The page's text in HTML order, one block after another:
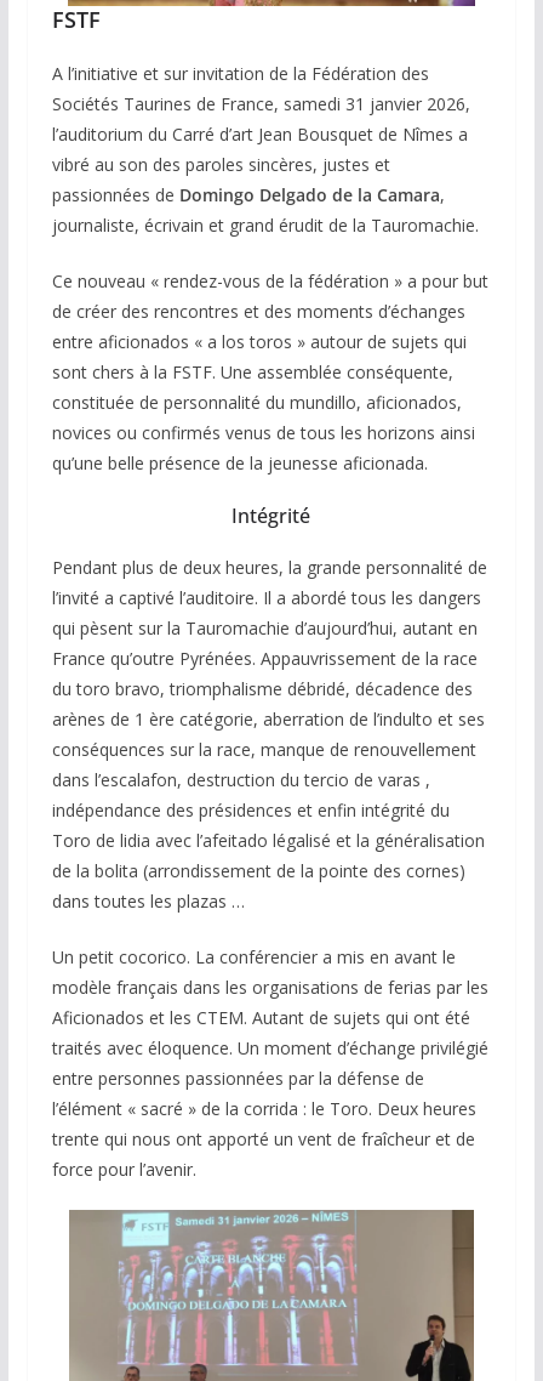
FSTF
A l’initiative et sur invitation de la Fédération des
Sociétés Taurines de France, samedi 31 janvier 2026,
l’auditorium du Carré d’art Jean Bousquet de Nîmes a
vibré au son des paroles sincères, justes et
passionnées de Domingo Delgado de la Camara,
journaliste, écrivain et grand érudit de la Tauromachie.
Ce nouveau « rendez-vous de la fédération » a pour but
de créer des rencontres et des moments d’échanges
entre aficionados « a los toros » autour de sujets qui
sont chers à la FSTF. Une assemblée conséquente,
constituée de personnalité du mundillo, aficionados,
novices ou confirmés venus de tous les horizons ainsi
qu’une belle présence de la jeunesse aficionada.
Intégrité
Pendant plus de deux heures, la grande personnalité de
l’invité a captivé l’auditoire. Il a abordé tous les dangers
qui pèsent sur la Tauromachie d’aujourd’hui, autant en
France qu’outre Pyrénées. Appauvrissement de la race
du toro bravo, triomphalisme débridé, décadence des
arènes de 1 ère catégorie, aberration de l’indulto et ses
conséquences sur la race, manque de renouvellement
dans l’escalafon, destruction du tercio de varas ,
indépendance des présidences et enfin intégrité du
Toro de lidia avec l’afeitado légalisé et la généralisation
de la bolita (arrondissement de la pointe des cornes)
dans toutes les plazas …
Un petit cocorico. La conférencier a mis en avant le
modèle français dans les organisations de ferias par les
Aficionados et les CTEM. Autant de sujets qui ont été
traités avec éloquence. Un moment d’échange privilégié
entre personnes passionnées par la défense de
l’élément « sacré » de la corrida : le Toro. Deux heures
trente qui nous ont apporté un vent de fraîcheur et de
force pour l’avenir.